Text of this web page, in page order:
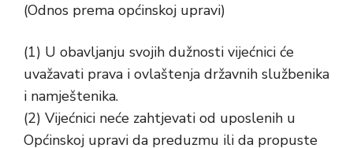
(Odnos prema općinskoj upravi)
(1) U obavljanju svojih dužnosti vijećnici će
uvažavati prava i ovlaštenja državnih službenika
i namještenika.
(2) Vijećnici neće zahtjevati od uposlenih u
Općinskoj upravi da preduzmu ili da propuste